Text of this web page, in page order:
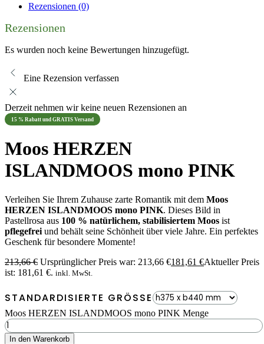
Rezensionen (0)
Rezensionen
Es wurden noch keine Bewertungen hinzugefügt.
Eine Rezension verfassen
Derzeit nehmen wir keine neuen Rezensionen an
15 % Rabatt und GRATIS Versand
Moos HERZEN
ISLANDMOOS mono PINK
Verleihen Sie Ihrem Zuhause zarte Romantik mit dem Moos
HERZEN ISLANDMOOS mono PINK. Dieses Bild in
Pastellrosa aus 100 % natürlichem, stabilisiertem Moos ist
pflegefrei und behält seine Schönheit über viele Jahre. Ein perfektes
Geschenk für besondere Momente!
213,66€ Ursprünglicher Preis war: 213,66 €181,61 €Aktueller Preis
ist: 181,61 €. inkl. MwSt.
STANDARDISIERTE GRÖSSE
Moos HERZEN ISLANDMOOS mono PINK Menge
In den Warenkorb